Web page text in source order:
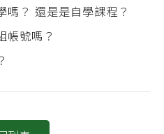
嗎？ 還是是自學課程？
帳號嗎？